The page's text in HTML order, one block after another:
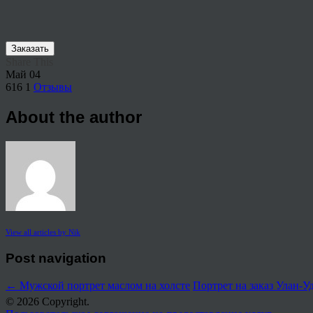
Заказать
Май 04
616 1 Отзывы
About the author
View all articles by Nik
Post navigation
← Мужской портрет маслом на холсте Портрет на заказ Улан-
© 2026 Copyright.